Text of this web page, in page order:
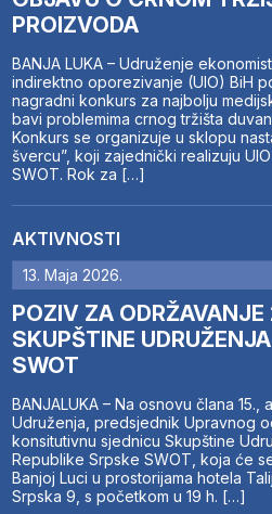
PROIZVODA
BANJA LUKA – Udruženje
indirektno oporezivanje (UIO) BiH
nagradni konkurs za najbolju
bavi problemima crnog tržišta
Konkurs se organizuje u sklopu
švercu”, koji zajednički realizuju
SWOT. Rok za […]
AKTIVNOSTI
13. Maja 2026.
POZIV ZA ODRŽAVANJE
SKUPŠTINE
SWOT
BANJALUKA – Na osnovu člana 15.,
Udruženja, predsjednik Upravnog
konsitutivnu sjednicu Skupštine
Republike Srpske SWOT, koja će
Banjoj Luci u prostorijama hotela
Srpska 9, s početkom u 19 h. […]